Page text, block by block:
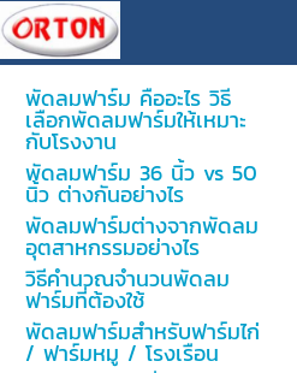
พัดลมฟาร์ม คืออะไร วิธี
เลือกพัดลมฟาร์มให้เหมาะ
กับโรงงาน
พัดลมฟาร์ม 36 นิ้ว vs 50
นิ้ว ต่างกันอย่างไร
พัดลมฟาร์มต่างจากพัดลม
อุตสาหกรรมอย่างไร
วิธีคำนวณจำนวนพัดลม
ฟาร์มที่ต้องใช้
พัดลมฟาร์มสำหรับฟาร์มไก่
/ ฟาร์มหมู / โรงเรือน